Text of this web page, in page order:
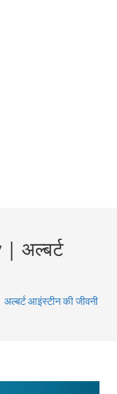
अल्बर्ट
आइंस्टीन की जीवनी